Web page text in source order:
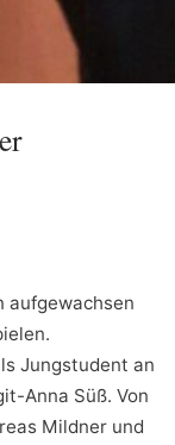
aufgewachsen
Jungstudent an
Anna Süß. Von
Mildner und